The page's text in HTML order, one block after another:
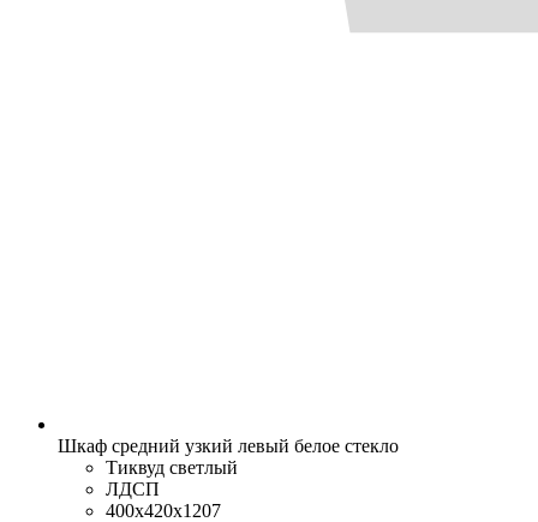
Шкаф средний узкий левый белое стекло
Тиквуд светлый
ЛДСП
400x420x1207